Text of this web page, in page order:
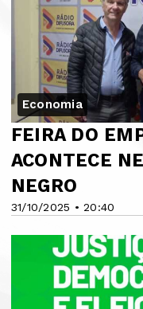
Economia
31/10/2025 • 20:40
FEIRA DO
ACONTECE
NEGRO